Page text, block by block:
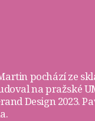
pochází ze
na pražské
Design 2023.